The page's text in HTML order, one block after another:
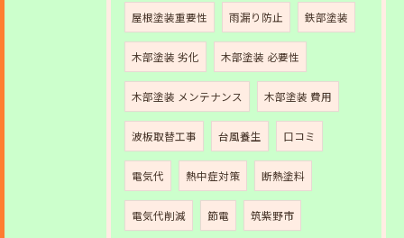
屋根塗装重要性 雨漏り防止 鉄部塗装
木部塗装 劣化 木部塗装 必要性
木部塗装 メンテナンス 木部塗装 費用
波板取替工事 台風養生 口コミ
電気代 熱中症対策 断熱塗料
電気代削減 節電 筑紫野市